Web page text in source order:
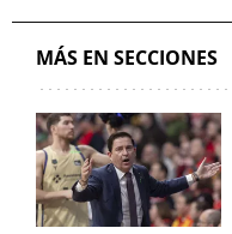
MÁS EN SECCIONES